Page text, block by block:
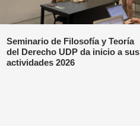
Seminario de Filosofía y Teoría
del Derecho UDP da inicio a sus
actividades 2026